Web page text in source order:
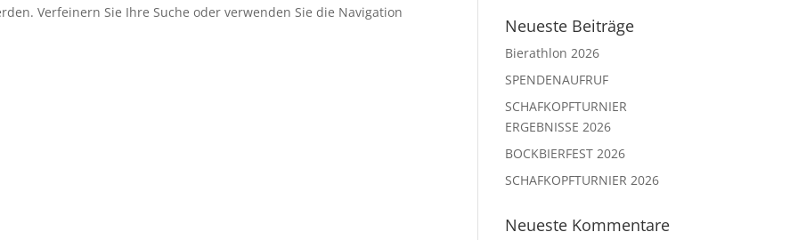
Verfeinern Sie Ihre Suche oder verwenden Sie die Navigation
Neueste Beiträge
Bierathlon 2026
SPENDENAUFRUF
SCHAFKOPFTURNIER
ERGEBNISSE 2026
BOCKBIERFEST 2026
SCHAFKOPFTURNIER 2026
Neueste Kommentare